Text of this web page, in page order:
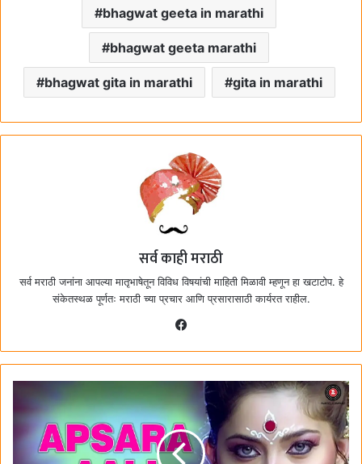
bhagwat geeta in marathi
bhagwat geeta marathi
bhagwat gita in marathi gita in marathi
सर्व काही मराठी
सर्व मराठी जनांना आपल्या मातृभाषेतून विविध विषयांची माहिती मिळावी म्हणून हा खटाटोप. हे
संकेतस्थळ पूर्णतः मराठी च्या प्रचार आणि प्रसारासाठी कार्यरत राहील.
c
e
b
o
o
k